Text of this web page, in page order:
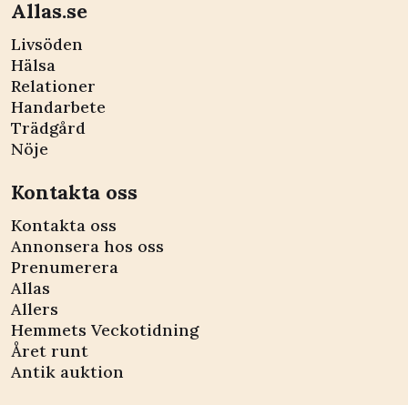
Allas.se
Livsöden
Hälsa
Relationer
Handarbete
Trädgård
Nöje
Kontakta oss
Kontakta oss
Annonsera hos oss
Prenumerera
Allas
Allers
Hemmets Veckotidning
Året runt
Antik auktion